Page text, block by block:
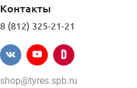
Контакты
8 (812) 325-21-21
shop@tyres.spb.ru